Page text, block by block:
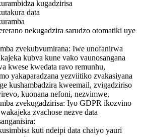
kugadzirisa
data
nekugadzira sarudzo otomatiki uye
zvekubvumirana: Iwe unofanirwa
kubva kune vako vaunosangana
kwese kwedata ravo remunhu,
yakaparadzana yezviitiko zvakasiyana
kushambadzira kweemail, zvigadziriso
kuonana nefoni, nezvimwe.
zvekugadzirisa: Iyo GDPR ikozvino
zvachose nezve data
kuti ndeipi data chaiyo yauri